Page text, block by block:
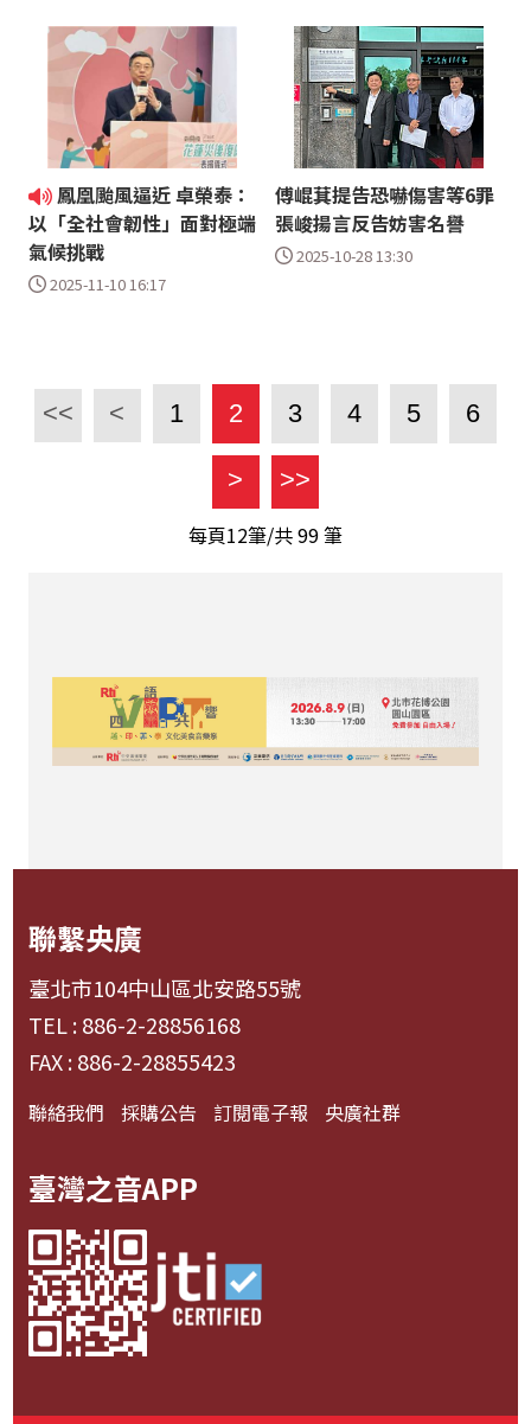
鳳凰颱風逼近 卓榮泰：
以「全社會韌性」面對極端
氣候挑戰
2025-11-10 16:17
傅崐萁提告恐嚇傷害等6罪
張峻揚言反告妨害名譽
2025-10-28 13:30
<< < 1 2 3 4 5 6
> >>
每頁12筆/共99筆
聯繫央廣
臺北市104中山區北安路55號
TEL : 886-2-28856168
FAX : 886-2-28855423
聯絡我們 採購公告 訂閱電子報 央廣社群
臺灣之音APP